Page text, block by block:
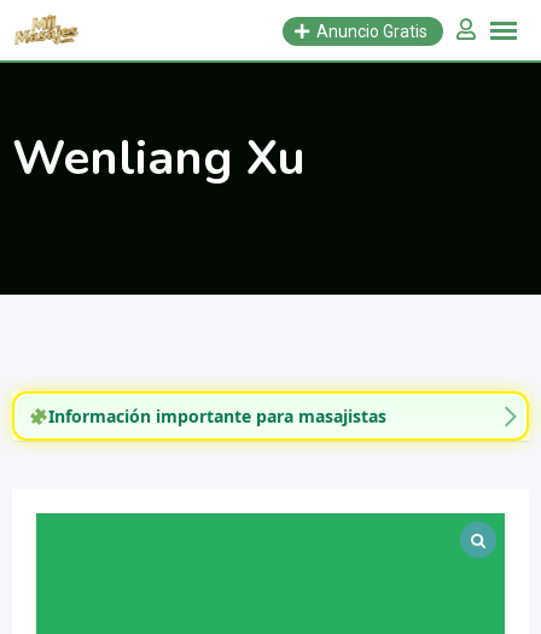
Saltar
Anuncio Gratis
Wenliang Xu
Información importante para masajistas